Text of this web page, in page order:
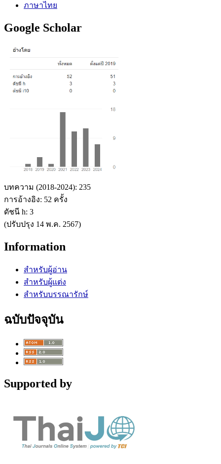
ภาษาไทย
Google Scholar
บทความ (2018-2024): 235
การอ้างอิง: 52 ครั้ง
ดัชนี h: 3
(ปรับปรุง 14 พ.ค. 2567)
Information
สำหรับผู้อ่าน
สำหรับผู้แต่ง
สำหรับบรรณารักษ์
ฉบับปัจจุบัน
Supported by